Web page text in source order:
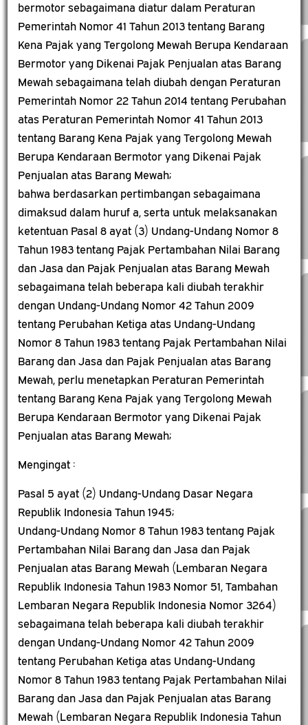
bermotor sebagaimana diatur dalam Peraturan
Pemerintah Nomor 41 Tahun 2013 tentang Barang
Kena Pajak yang Tergolong Mewah Berupa Kendaraan
Bermotor yang Dikenai Pajak Penjualan atas Barang
Mewah sebagaimana telah diubah dengan Peraturan
Pemerintah Nomor 22 Tahun 2014 tentang Perubahan
atas Peraturan Pemerintah Nomor 41 Tahun 2013
tentang Barang Kena Pajak yang Tergolong Mewah
Berupa Kendaraan Bermotor yang Dikenai Pajak
Penjualan atas Barang Mewah;
bahwa berdasarkan pertimbangan sebagaimana
dimaksud dalam huruf a, serta untuk melaksanakan
ketentuan Pasal 8 ayat (3) Undang-Undang Nomor 8
Tahun 1983 tentang Pajak Pertambahan Nilai Barang
dan Jasa dan Pajak Penjualan atas Barang Mewah
sebagaimana telah beberapa kali diubah terakhir
dengan Undang-Undang Nomor 42 Tahun 2009
tentang Perubahan Ketiga atas Undang-Undang
Nomor 8 Tahun 1983 tentang Pajak Pertambahan Nilai
Barang dan Jasa dan Pajak Penjualan atas Barang
Mewah, perlu menetapkan Peraturan Pemerintah
tentang Barang Kena Pajak yang Tergolong Mewah
Berupa Kendaraan Bermotor yang Dikenai Pajak
Penjualan atas Barang Mewah;
Mengingat :
Pasal 5 ayat (2) Undang-Undang Dasar Negara
Republik Indonesia Tahun 1945;
Undang-Undang Nomor 8 Tahun 1983 tentang Pajak
Pertambahan Nilai Barang dan Jasa dan Pajak
Penjualan atas Barang Mewah (Lembaran Negara
Republik Indonesia Tahun 1983 Nomor 51, Tambahan
Lembaran Negara Republik Indonesia Nomor 3264)
sebagaimana telah beberapa kali diubah terakhir
dengan Undang-Undang Nomor 42 Tahun 2009
tentang Perubahan Ketiga atas Undang-Undang
Nomor 8 Tahun 1983 tentang Pajak Pertambahan Nilai
Barang dan Jasa dan Pajak Penjualan atas Barang
Mewah (Lembaran Negara Republik Indonesia Tahun